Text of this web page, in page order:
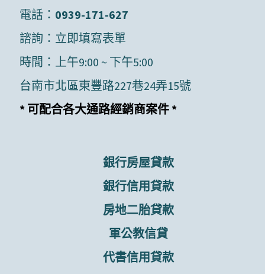
電話： 0939-171-627
諮詢： 立即填寫表單
時間：上午9:00 ~ 下午5:00
台南市北區東豐路227巷24弄15號
* 可配合各大通路經銷商案件 *
銀行房屋貸款
銀行信用貸款
房地二胎貸款
軍公教信貸
代書信用貸款